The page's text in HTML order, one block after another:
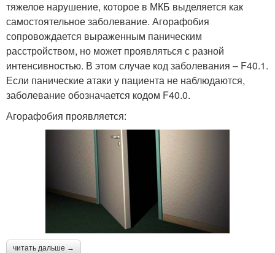
тяжелое нарушение, которое в МКБ выделяется как
самостоятельное заболевание. Агорафобия
сопровождается выраженным паническим
расстройством, но может проявляться с разной
интенсивностью. В этом случае код заболевания – F40.1.
Если панические атаки у пациента не наблюдаются,
заболевание обозначается кодом F40.0.
Агорафобия проявляется:
читать дальше →